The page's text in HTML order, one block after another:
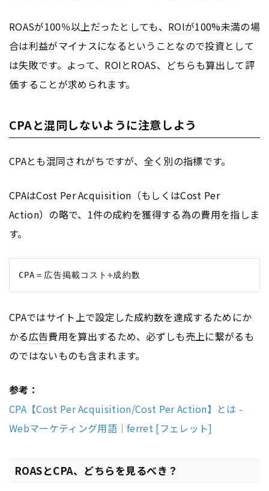
ROASが100％以上だったとしても、 ROIが100%未満の場
合は利益がマイナスになるということなので投資として
は失敗です。よって、 ROIとROAS、どちらも算出して評
価することが求められます。
CPAと混同しないように注意しよう
CPAとも混同されがちですが、全く別の指標です。
CPAはCost Per Acquisition（もしくはCost Per
Action）の略で、1件の成約を獲得する為の費用を指しま
す。
CPAではサイト上で設定した成約数を達成するためにか
かる広告費用を算出するため、必ずしも売上に繋がるも
のではないものも含まれます。
参考：
CPA【Cost Per Acquisition/Cost Per Action】とは -
Webマーケティング用語｜ferret [フェレット]
ROASとCPA、どちらを見るべき？